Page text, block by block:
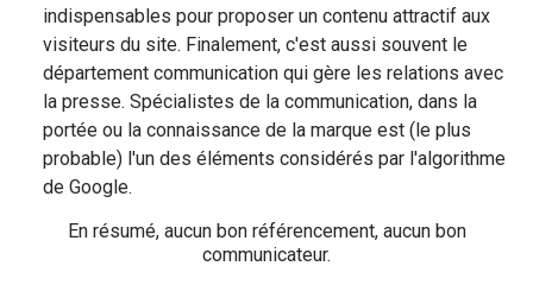
indispensables pour proposer un contenu attractif aux
visiteurs du site. Finalement, c'est aussi souvent le
département communication qui gère les relations avec
la presse. Spécialistes de la communication, dans la
portée ou la connaissance de la marque est (le plus
probable) l'un des éléments considérés par l'algorithme
de Google.
En résumé, aucun bon référencement, aucun bon
communicateur.